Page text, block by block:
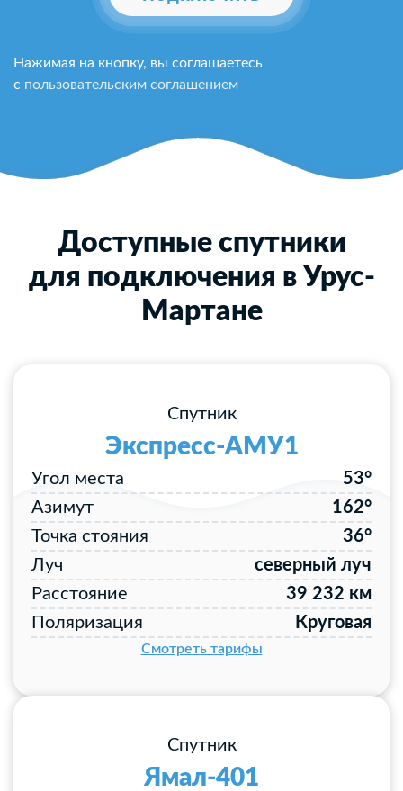
Нажимая на кнопку, вы соглашаетесь
с пользовательским соглашением
Доступные спутники
для подключения в Урус-
Мартане
Спутник
Экспресс-АМУ1
Угол места
53°
Азимут
162°
Точка стояния
36°
Луч
северный луч
Расстояние
39 232 км
Поляризация
Круговая
Смотреть тарифы
Спутник
Ямал-401